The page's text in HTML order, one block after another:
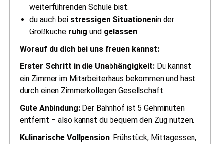
weiterführenden Schule bist.
du auch bei stressigen Situationenin der
Großküche ruhig und gelassen
Worauf du dich bei uns freuen kannst:
Erster Schritt in die Unabhängigkeit: Du kannst
ein Zimmer im Mitarbeiterhaus bekommen und hast
durch einen Zimmerkollegen Gesellschaft.
Gute Anbindung: Der Bahnhof ist 5 Gehminuten
entfernt – also kannst du bequem den Zug nutzen.
Kulinarische Vollpension: Frühstück, Mittagessen,